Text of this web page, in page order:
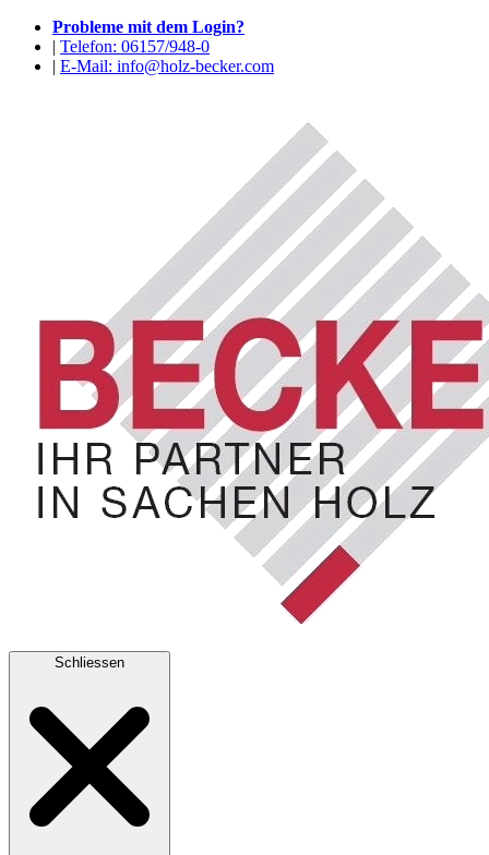
Probleme mit dem Login?
| Telefon: 06157/948-0
| E-Mail: info@holz-becker.com
Schliessen